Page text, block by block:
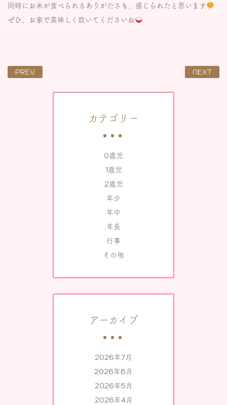
同時にお米が食べられるありがたさも、感じられたと思います
ぜひ、お家で美味しく炊いてくださいね
PREV NEXT
カテゴリー
0歳児
1歳児
2歳児
年少
年中
年長
行事
その他
アーカイブ
2026年7月
2026年6月
2026年5月
2026年4月